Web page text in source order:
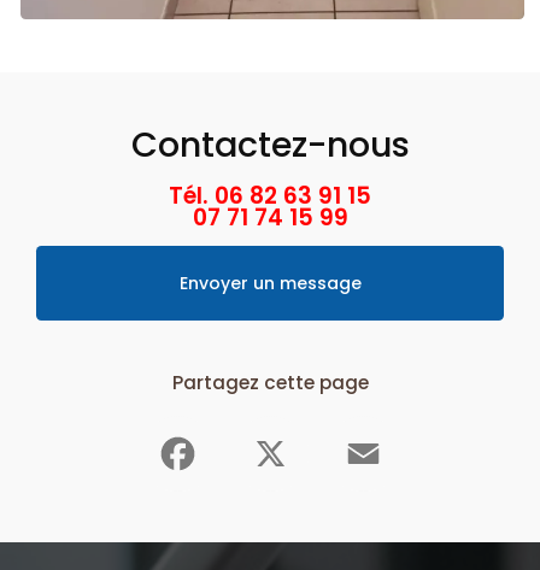
Contactez-nous
Tél. 06 82 63 91 15
07 71 74 15 99
Envoyer un message
Partagez cette page